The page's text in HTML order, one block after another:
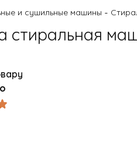
и сушильные машины
машины
шкафы
плиты
печи
и сушильные машины -
стиральная